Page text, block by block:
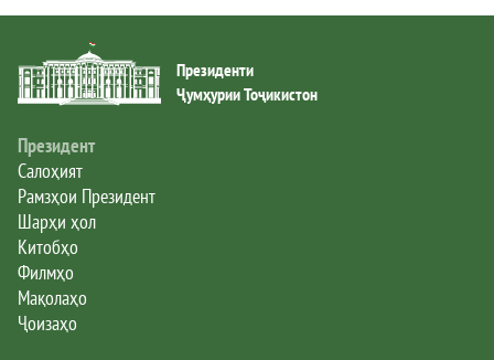
Президент
Ҳукумат
Дастгоҳи иҷроия
Нома ба Президент
Президенти
Ҷумҳурии Тоҷикистон
Президент
Салоҳият
Рамзҳои Президент
Шарҳи ҳол
Китобҳо
Филмҳо
Мақолаҳо
Ҷоизаҳо